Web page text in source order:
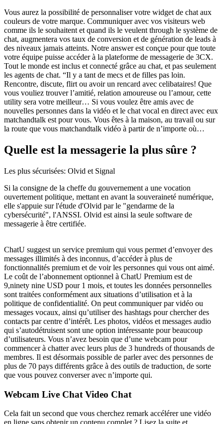
Vous aurez la possibilité de personnaliser votre widget de chat aux
couleurs de votre marque. Communiquer avec vos visiteurs web
comme ils le souhaitent et quand ils le veulent through le système de
chat, augmentera vos taux de conversion et de génération de leads à
des niveaux jamais atteints. Notre answer est conçue pour que toute
votre équipe puisse accéder à la plateforme de messagerie de 3CX.
Tout le monde est inclus et connecté grâce au chat, et pas seulement
les agents de chat. “Il y a tant de mecs et de filles pas loin.
Rencontre, discute, flirt ou avoir un rencard avec celibataires! Que
vous vouliez trouver l’amitié, relation amoureuse ou l’amour, cette
utility sera votre meilleur… Si vous voulez être amis avec de
nouvelles personnes dans la vidéo et le chat vocal en direct avec eux
matchandtalk est pour vous. Vous êtes à la maison, au travail ou sur
la route que vous matchandtalk vidéo à partir de n’importe où…
Quelle est la messagerie la plus sûre ?
Les plus sécurisées: Olvid et Signal
Si la consigne de la cheffe du gouvernement a une vocation
ouvertement politique, mettant en avant la souveraineté numérique,
elle s'appuie sur l'étude d'Olvid par le "gendarme de la
cybersécurité", l'ANSSI. Olvid est ainsi la seule software de
messagerie à être certifiée.
ChatU suggest un service premium qui vous permet d’envoyer des
messages illimités à des inconnus, d’accéder à plus de
fonctionnalités premium et de voir les personnes qui vous ont aimé.
Le coût de l’abonnement optionnel à ChatU Premium est de
9,ninety nine USD pour 1 mois, et toutes les données personnelles
sont traitées conformément aux situations d’utilisation et à la
politique de confidentialité. On peut communiquer par vidéo ou
messages vocaux, ainsi qu’utiliser des hashtags pour chercher des
contacts par centre d’intérêt. Les photos, vidéos et messages audio
qui s’autodétruisent sont une option intéressante pour beaucoup
d’utilisateurs. Vous n’avez besoin que d’une webcam pour
commencer à chatter avec leurs plus de 3 hundreds of thousands de
membres. Il est désormais possible de parler avec des personnes de
plus de 70 pays différents grâce à des outils de traduction, de sorte
que vous pouvez converser avec n’importe qui.
Webcam Live Chat Video Chat
Cela fait un second que vous cherchez remark accélérer une vidéo